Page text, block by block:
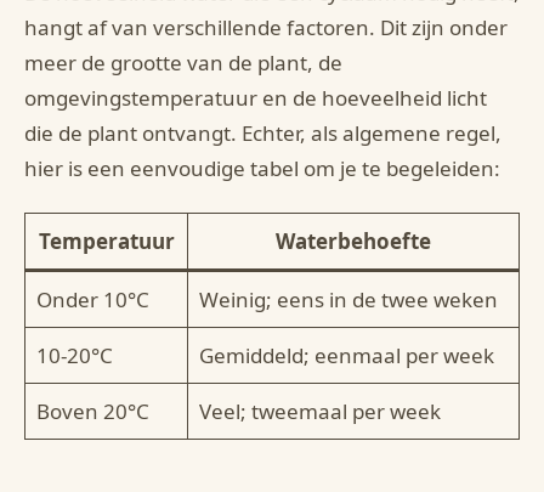
hangt af van verschillende factoren. Dit zijn onder
meer de grootte van de plant, de
omgevingstemperatuur en de hoeveelheid licht
die de plant ontvangt. Echter, als algemene regel,
hier is een eenvoudige tabel om je te begeleiden:
Temperatuur Waterbehoefte
Onder 10°C
Weinig; eens in de twee weken
10-20°C
Gemiddeld; eenmaal per week
Boven 20°C
Veel; tweemaal per week